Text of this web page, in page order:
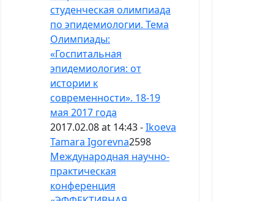
студенческая олимпиада
по эпидемиологии. Тема
Олимпиады:
«Госпитальная
эпидемиология: от
истории к
современности». 18-19
мая 2017 года
2017.02.08 at 14:43 -Ikoeva
Tamara Igorevna2598
Международная научно-
практическая
конференция